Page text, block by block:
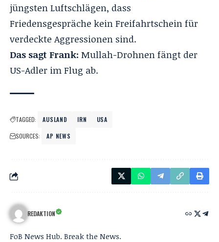
jüngsten Luftschlägen, dass
Friedensgespräche kein Freifahrtschein für
verdeckte Aggressionen sind.
Das sagt Frank: Mullah-Drohnen fängt der
US-Adler im Flug ab.
TAGGED: AUSLAND IRN
USA
SOURCES:
AP NEWS
REDAKTION
FoB News Hub. Break the News.